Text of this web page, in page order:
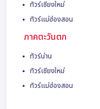
ทัวร์เชียงใหม่
ทัวร์แม่ฮ่องสอน
ภาคตะวันตก
ทัวร์น่าน
ทัวร์เชียงใหม่
ทัวร์แม่ฮ่องสอน